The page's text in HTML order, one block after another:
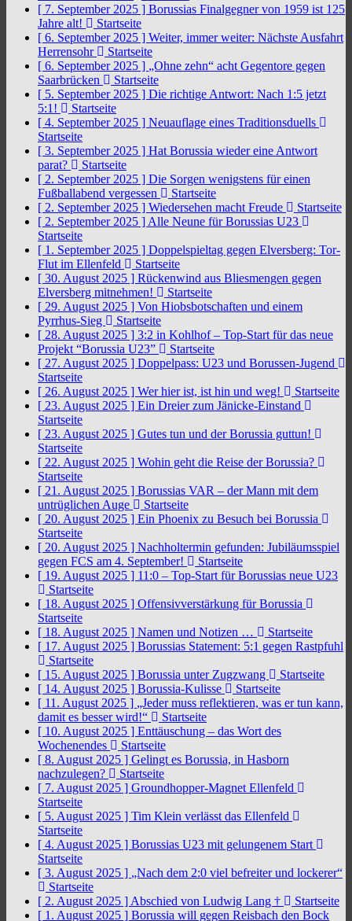
[ 7. September 2025 ] Borussias Finalgegner von 1959 ist 125
Jahre alt!
Startseite
[ 6. September 2025 ] Weiter, immer weiter: Nächste Ausfahrt
Herrensohr
Startseite
[ 6. September 2025 ] „Ohne zehn“ acht Gegentore gegen
Saarbrücken
Startseite
[ 5. September 2025 ] Die richtige Antwort: Nach 1:5 jetzt
5:1!
Startseite
[ 4. September 2025 ] Neuauflage eines Traditionsduells
Startseite
[ 3. September 2025 ] Hat Borussia wieder eine Antwort
parat?
Startseite
[ 2. September 2025 ] Die Sorgen wenigstens für einen
Fußballabend vergessen
Startseite
[ 2. September 2025 ] Wiedersehen macht Freude
Startseite
[ 2. September 2025 ] Alle Neune für Borussias U23
Startseite
[ 1. September 2025 ] Doppelspieltag gegen Elversberg: Tor-
Flut im Ellenfeld
Startseite
[ 30. August 2025 ] Rückenwind aus Bliesmengen gegen
Elversberg mitnehmen!
Startseite
[ 29. August 2025 ] Von Hiobsbotschaften und einem
Pyrrhus-Sieg
Startseite
[ 28. August 2025 ] 3:2 in Kohlhof – Top-Start für das neue
Projekt “Borussia U23”
Startseite
[ 27. August 2025 ] Doppelpass: U23 und Borussen-Jugend
Startseite
[ 26. August 2025 ] Wer hier ist, ist hin und weg!
Startseite
[ 23. August 2025 ] Ein Dreier zum Jänicke-Einstand
Startseite
[ 23. August 2025 ] Gutes tun und der Borussia guttun!
Startseite
[ 22. August 2025 ] Wohin geht die Reise der Borussia?
Startseite
[ 21. August 2025 ] Borussias VAR – der Mann mit dem
untrüglichen Auge
Startseite
[ 20. August 2025 ] Ein Phoenix zu Besuch bei Borussia
Startseite
[ 20. August 2025 ] Nachholtermin gefunden: Jubiläumsspiel
gegen FCS am 4. September!
Startseite
[ 19. August 2025 ] 11:0 – Top-Start für Borussias neue U23
Startseite
[ 18. August 2025 ] Offensivverstärkung für Borussia
Startseite
[ 18. August 2025 ] Namen und Notizen …
Startseite
[ 17. August 2025 ] Borussias Statement: 5:1 gegen Rastpfuhl
Startseite
[ 15. August 2025 ] Borussia unter Zugzwang
Startseite
[ 14. August 2025 ] Borussia-Kulisse
Startseite
[ 11. August 2025 ] „Jeder muss reflektieren, was er tun kann,
damit es besser wird!“
Startseite
[ 10. August 2025 ] Enttäuschung – das Wort des
Wochenendes
Startseite
[ 8. August 2025 ] Gelingt es Borussia, in Hasborn
nachzulegen?
Startseite
[ 7. August 2025 ] Groundhopper-Magnet Ellenfeld
Startseite
[ 5. August 2025 ] Tim Klein verlässt das Ellenfeld
Startseite
[ 4. August 2025 ] Borussias U23 mit gelungenem Start
Startseite
[ 3. August 2025 ] „Nach dem 2:0 viel befreiter und lockerer“
Startseite
[ 2. August 2025 ] Abschied von Ludwig Lang †
Startseite
[ 1. August 2025 ] Borussia will gegen Reisbach den Bock